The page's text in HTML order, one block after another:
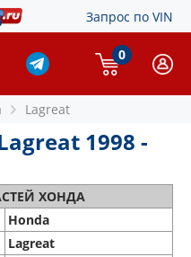
Запрос по VIN
0
Lagreat
1998 -
ХОНДА
Honda
Lagreat